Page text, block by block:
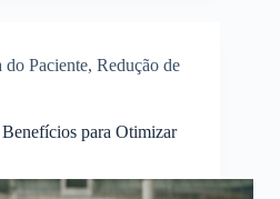
do Paciente, Redução de
para Otimizar